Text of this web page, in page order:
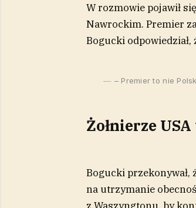
W rozmowie pojawił
Nawrockim. Premier
Bogucki
– Premier to nie
Żołnierze
Bogucki przekonywał,
na utrzymanie